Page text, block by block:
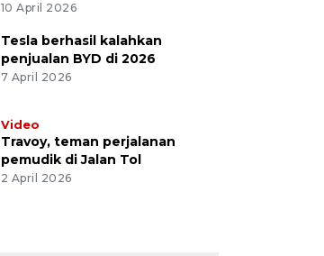
10 April 2026
Tesla berhasil kalahkan
penjualan BYD di 2026
7 April 2026
Video
Travoy, teman perjalanan
pemudik di Jalan Tol
2 April 2026